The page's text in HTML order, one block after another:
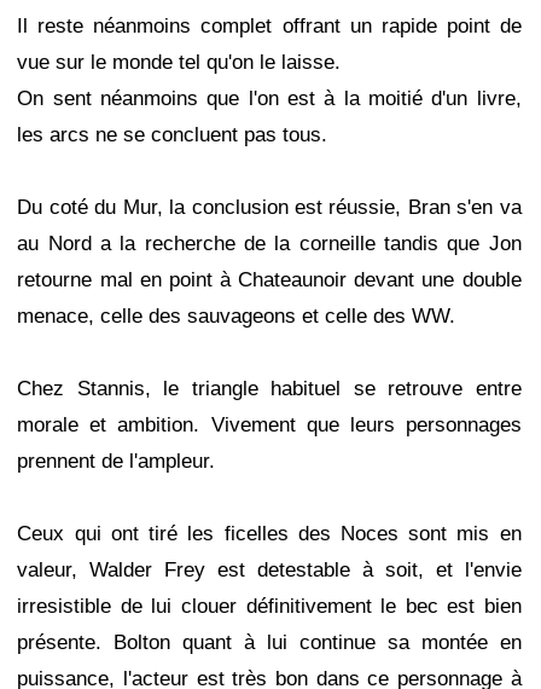
Il reste néanmoins complet offrant un rapide point de
vue sur le monde tel qu'on le laisse.
On sent néanmoins que l'on est à la moitié d'un livre,
les arcs ne se concluent pas tous.
Du coté du Mur, la conclusion est réussie, Bran s'en va
au Nord a la recherche de la corneille tandis que Jon
retourne mal en point à Chateaunoir devant une double
menace, celle des sauvageons et celle des WW.
Chez Stannis, le triangle habituel se retrouve entre
morale et ambition. Vivement que leurs personnages
prennent de l'ampleur.
Ceux qui ont tiré les ficelles des Noces sont mis en
valeur, Walder Frey est detestable à soit, et l'envie
irresistible de lui clouer définitivement le bec est bien
présente. Bolton quant à lui continue sa montée en
puissance, l'acteur est très bon dans ce personnage à